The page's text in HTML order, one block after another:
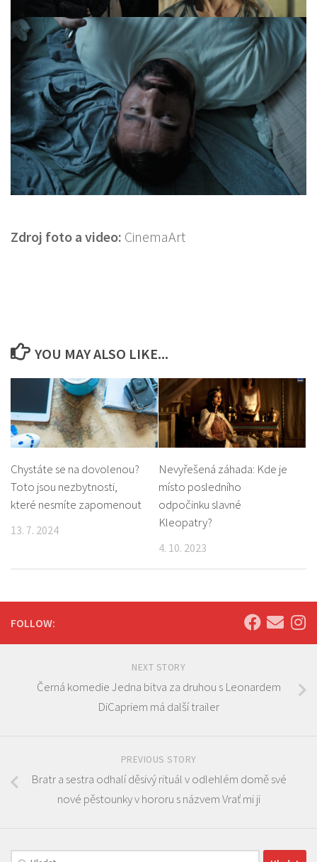
Zdroj foto a video: CinemaArt
YOU MAY ALSO LIKE...
Chystáte se na dovolenou?
Toto jsou nezbytnosti,
které nesmíte zapomenout
13. 7. 2024
Nevyřešená záhada: Kde je
místo posledního
odpočinku slavné
Kleopatry?
4. 10. 2023
FOLLOW:
NEXT STORY
Černá komedie Jedna bitva za druhou s Leonardem
DiCapriem má další trailer
PREVIOUS STORY
Bratr a sestra odhalí děsivý rituál v odlehlém domě své
nové pěstounky v hororu s názvem Vrať mi ji
Vyhledávání